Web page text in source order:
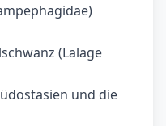
(Lalage
und die